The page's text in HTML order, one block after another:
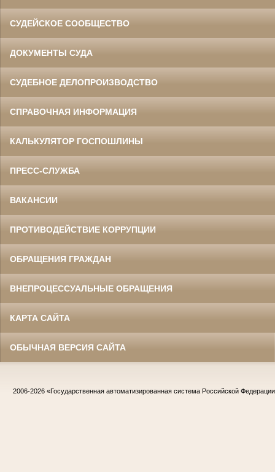
СУДЕЙСКОЕ СООБЩЕСТВО
ДОКУМЕНТЫ СУДА
СУДЕБНОЕ ДЕЛОПРОИЗВОДСТВО
СПРАВОЧНАЯ ИНФОРМАЦИЯ
КАЛЬКУЛЯТОР ГОСПОШЛИНЫ
ПРЕСС-СЛУЖБА
ВАКАНСИИ
ПРОТИВОДЕЙСТВИЕ КОРРУПЦИИ
ОБРАЩЕНИЯ ГРАЖДАН
ВНЕПРОЦЕССУАЛЬНЫЕ ОБРАЩЕНИЯ
КАРТА САЙТА
ОБЫЧНАЯ ВЕРСИЯ САЙТА
2006-2026 «Государственная автоматизированная система Российской